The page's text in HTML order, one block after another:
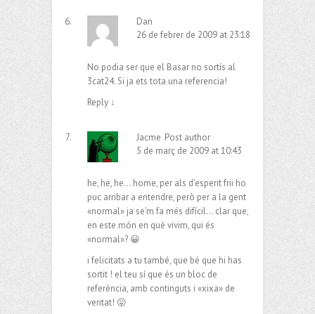
Dan
26 de febrer de 2009 at 23:18
No podia ser que el Basar no sortís al
3cat24. Si ja ets tota una referencia!
Reply ↓
Jacme Post author
5 de març de 2009 at 10:43
he, he, he… home, per als d’esperit frii ho
puc arribar a entendre, però per a la gent
«normal» ja se’m fa més difícil… clar que,
en este món en què vivim, qui és
«normal»? 😀
i felicitats a tu també, que bé que hi has
sortit ! el teu sí que és un bloc de
referència, amb continguts i «xixa» de
veritat! 😛